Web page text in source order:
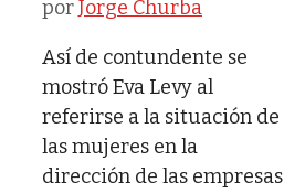
porJorge Churba
Así de contundente se
mostró Eva Levy al
referirse a la situación de
las mujeres en la
dirección de las empresas